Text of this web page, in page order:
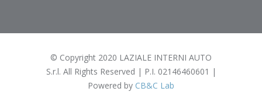
© Copyright 2020 LAZIALE INTERNI AUTO
S.r.l. All Rights Reserved | P.I. 02146460601 |
Powered by CB&C Lab